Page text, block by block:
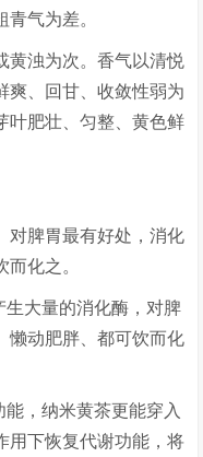
气为差。
黄浊为次。香气以清悦
爽、回甘、收敛性弱为
叶肥壮、匀整、黄色鲜
对脾胃最有好处，消化
化之。
生大量的消化酶，对脾
懒动肥胖、都可饮而化
，纳米黄茶更能穿入
用下恢复代谢功能，将